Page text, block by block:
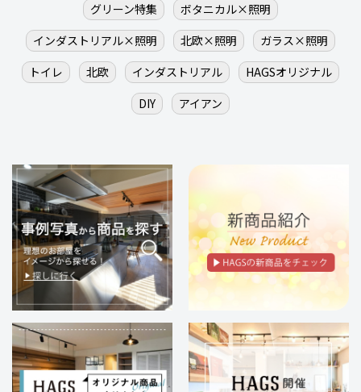
グリーン特集
ボタニカル×照明
インダストリアル×照明
北欧×照明
ガラス×照明
トイレ
北欧 インダストリアル
HAGSオリジナル
DIY
アイアン